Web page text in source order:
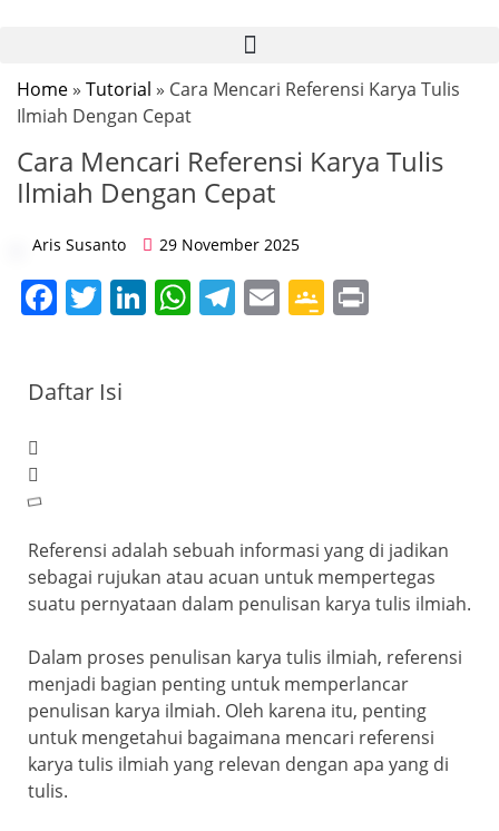
Home » Tutorial » Cara Mencari Referensi Karya Tulis
Ilmiah Dengan Cepat
Cara Mencari Referensi Karya Tulis
Ilmiah Dengan Cepat
Aris Susanto 29 November 2025
F
e
k
T
er
Li W T E G
ss
ro
o
m
Daftar Isi
Referensi adalah sebuah informasi yang di jadikan
sebagai rujukan atau acuan untuk mempertegas
suatu pernyataan dalam penulisan karya tulis ilmiah.
Dalam proses penulisan karya tulis ilmiah, referensi
menjadi bagian penting untuk memperlancar
penulisan karya ilmiah. Oleh karena itu, penting
untuk mengetahui bagaimana mencari referensi
karya tulis ilmiah yang relevan dengan apa yang di
tulis.